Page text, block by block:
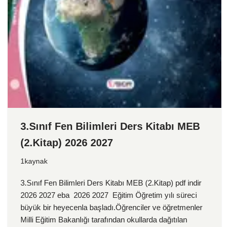
3.Sınıf Fen Bilimleri Ders Kitabı MEB
(2.Kitap) 2026 2027
1kaynak
3.Sınıf Fen Bilimleri Ders Kitabı MEB (2.Kitap) pdf indir
2026 2027 eba 2026 2027 Eğitim Öğretim yılı süreci
büyük bir heyecenla başladı.Öğrenciler ve öğretmenler
Milli Eğitim Bakanlığı tarafından okullarda dağıtılan